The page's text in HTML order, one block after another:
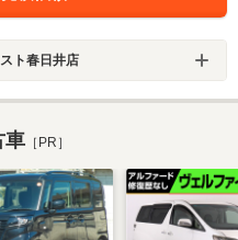
ト春日井店
車 ［PR］